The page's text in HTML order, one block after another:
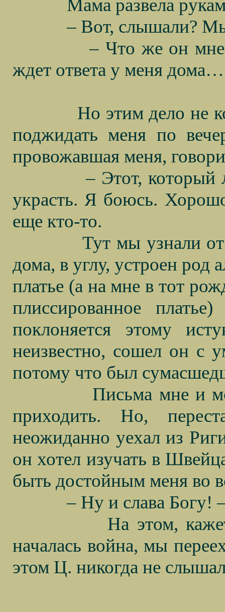
Мама развела
– Вот, слышали?
– Что же он мне
ждет ответа у меня
Но этим дело не
поджидать меня по
провожавшая меня,
– Этот,
украсть. Я боюсь.
еще кто-то.
Тут мы узнали
дома, в углу, устроен род
платье (а на мне в тот
плиссированное
поклоняется этому
неизвестно, сошел он с
потому что был
Письма мне и
приходить. Но,
неожиданно уехал из
он хотел изучать в
быть достойным меня во
– Ну и слава Богу!
На этом,
началась война, мы
этом Ц. никогда не